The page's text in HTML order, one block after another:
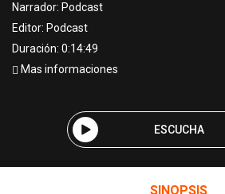
Narrador: Podcast
Editor: Podcast
Duración: 0:14:49
Mas informaciones
ESCUCHA
SINOPSIS